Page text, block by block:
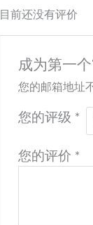
目前还没有评价
成为第一
您的邮箱地址
您的评级 *
您的评价 *